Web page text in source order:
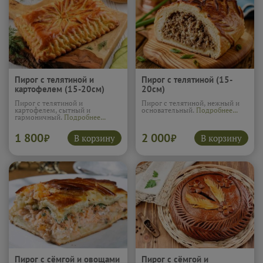
Пирог с телятиной и
картофелем (15-20см)
Пирог с телятиной и
картофелем, сытный и
гармоничный. Подробнее...
1 800₽ В корзину
Пирог с телятиной (15-
20см)
Пирог с телятиной, нежный и
основательный. Подробнее...
2 000₽ В корзину
Пирог с сёмгой и овощами
Пирог с сёмгой и